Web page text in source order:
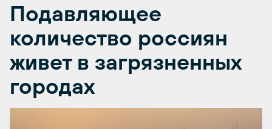
Подавляющее
количество россиян
живет в загрязненных
городах